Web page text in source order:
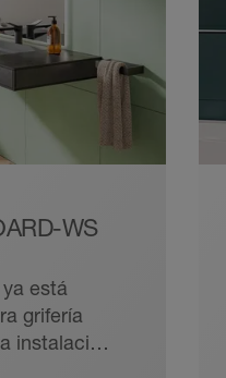
WS
está
grifería
instalación